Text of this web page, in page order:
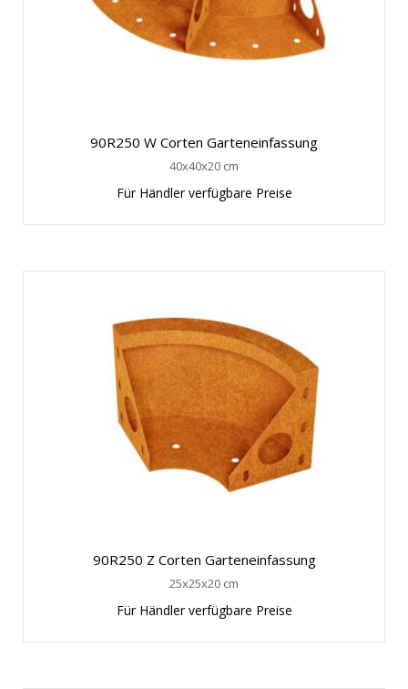
90R250 W Corten Garteneinfassung
40x40x20 cm
Für Händler verfügbare Preise
90R250 Z Corten Garteneinfassung
25x25x20 cm
Für Händler verfügbare Preise